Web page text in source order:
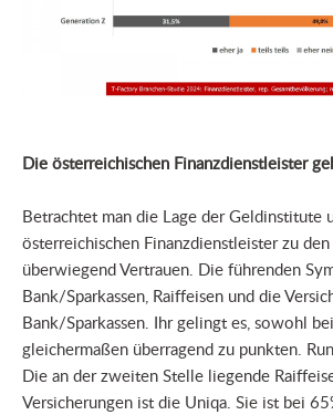
Die österreichischen Finanzdienstleister
Betrachtet man die Lage der Geldinstitute
österreichischen Finanzdienstleister zu
überwiegend Vertrauen. Die führenden
Bank/Sparkassen, Raiffeisen und die
Bank/Sparkassen. Ihr gelingt es, sowohl
gleichermaßen überragend zu punkten.
Die an der zweiten Stelle liegende
Versicherungen ist die Uniqa. Sie ist bei